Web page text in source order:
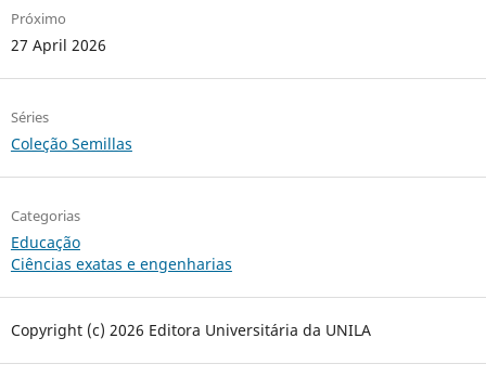
Próximo
27 April 2026
Séries
Coleção Semillas
Categorias
Educação
Ciências exatas e engenharias
Copyright (c) 2026 Editora Universitária da UNILA